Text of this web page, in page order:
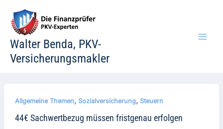
Inhalt
springen
Walter Benda, PKV-
Versicherungsmakler
Allgemeine Themen, Sozialversicherung, Steuern
44€ Sachwertbezug müssen fristgenau erfolgen